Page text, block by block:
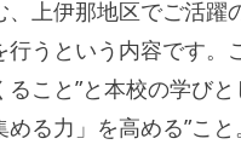
、上伊那地区でご活躍
行うという内容です。
ること”と本校の学び
める力」を高める”こ